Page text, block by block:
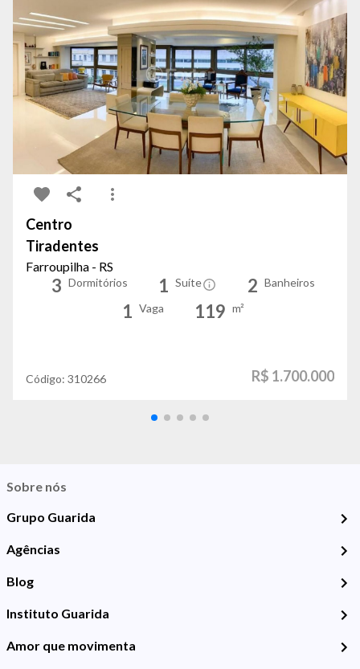
Centro
Tiradentes
Farroupilha - RS
3 Dormitórios 1 Suíte 2 Banheiros
1 Vaga 119 m²
Código: 310266 R$ 1.700.000
Sobre nós
Grupo Guarida
Agências
Blog
Instituto Guarida
Amor que movimenta